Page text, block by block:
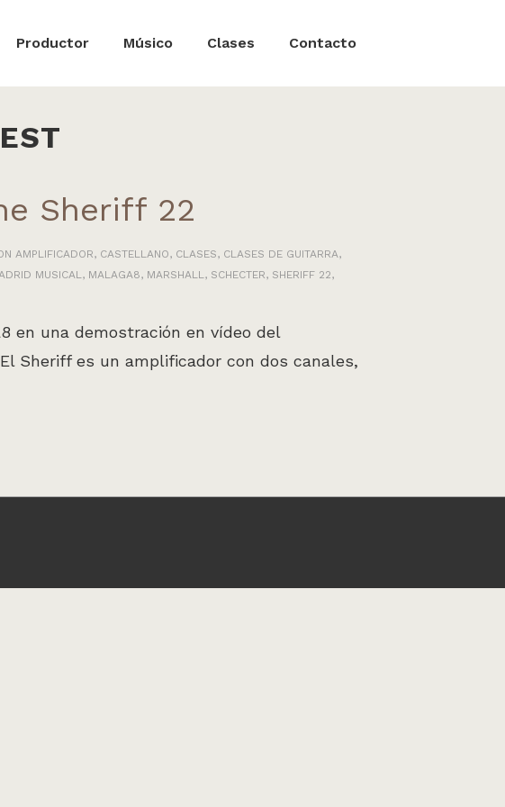
Productor Músico Clases Contacto
Sheriff 22
AMPLIFICADOR, CASTELLANO, CLASES, CLASES DE GUITARRA,
MUSICAL, MALAGA8, MARSHALL, SCHECTER, SHERIFF 22,
en una demostración en vídeo del
Sheriff es un amplificador con dos canales,